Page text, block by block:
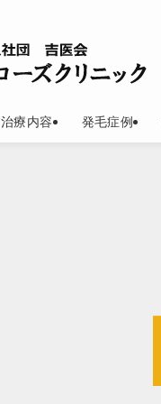
治療内容 発毛症例